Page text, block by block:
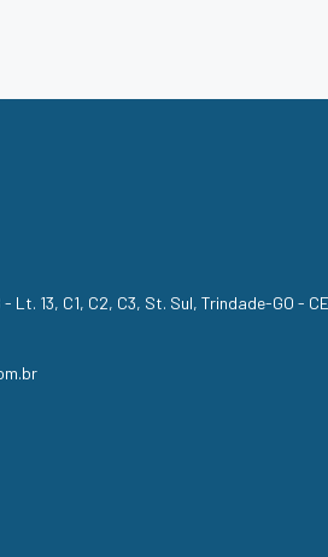
- Lt. 13, C1, C2, C3, St. Sul, Trindade-GO -